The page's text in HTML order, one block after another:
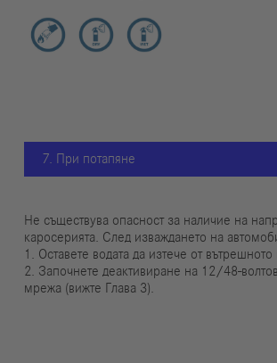
7. При потапяне
Не съществува опасност за наличие на
каросерията. След изваждането на
1. Оставете водата да изтече от вътрешното
2. Започнете деактивиране на 12/48-
мрежа (вижте Глава 3).